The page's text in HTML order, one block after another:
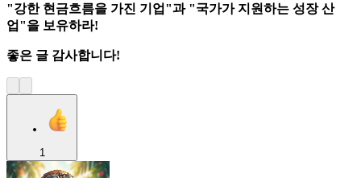
"강한 현금흐름을 가진 기업"과 "국가가 지원하는 성장 산
업"을 보유하라!
좋은 글 감사합니다!
1